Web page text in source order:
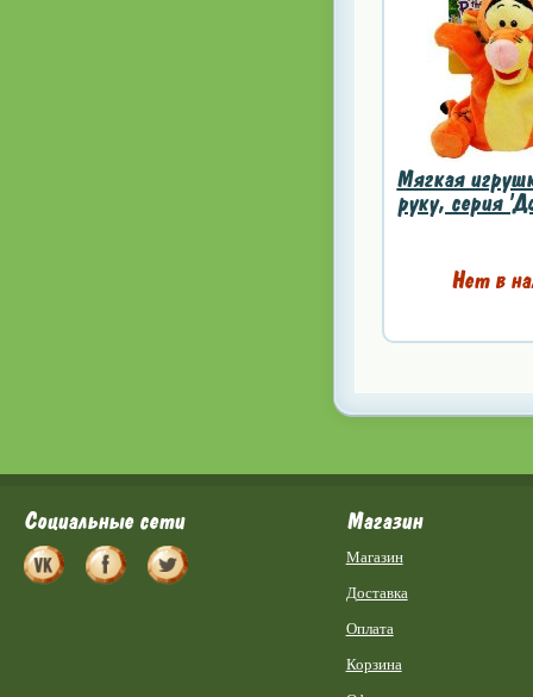
Мягкая
руку, серия
Нет в
Социальные сети Магазин
Магазин
Доставка
Оплата
Корзина